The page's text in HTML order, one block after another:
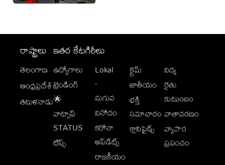
రాష్ట్రాలు
తెలంగాణ
ఆంధ్రప్రదేశ్
తమిళనాడు
ఇతర కేటగిరీలు
ఉద్యోగాలు
ట్రెండింగ్
🌟
వాట్సాప్
STATUS
టిప్స్
Lokal
-
మగువ
వినోదం
కరోనా
అప్‌డేట్స్
రాజకీయం
క్రైమ్
జాతీయం
భక్తి
సమాచారం
క్లాసిఫైడ్స్
విద్య
రైతు
కుటుంబం
వాతావరణం
వ్యాపార
ప్రపంచం